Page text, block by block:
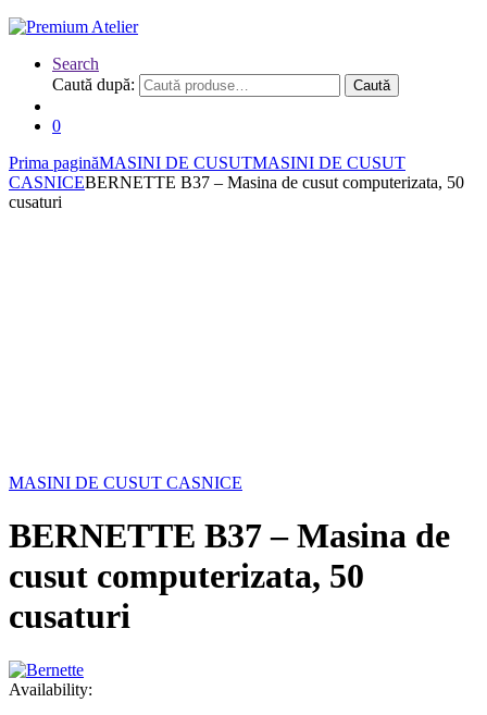
Search
Caută după:
Caută
0
Prima paginăMASINI DE CUSUTMASINI DE CUSUT
CASNICEBERNETTE B37 – Masina de cusut computerizata, 50
cusaturi
MASINI DE CUSUT CASNICE
BERNETTE B37 – Masina de
cusut computerizata, 50
cusaturi
Availability: